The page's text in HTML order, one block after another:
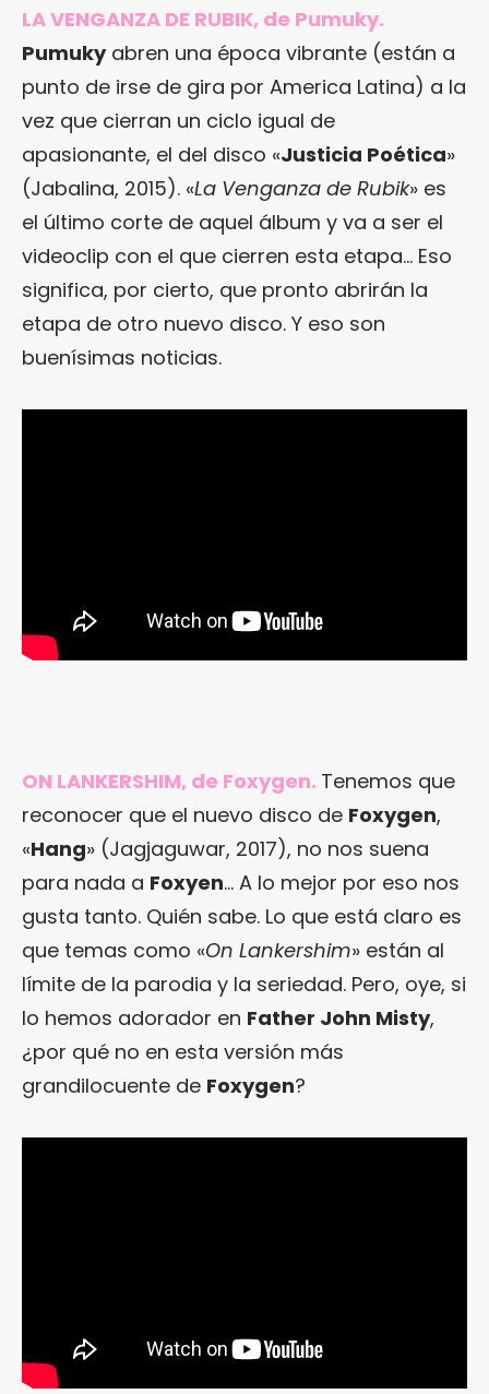
LA VENGANZA DE RUBIK, de Pumuky.
Pumukyabren una época vibrante (están a
punto de irse de gira por America Latina) a la
vez que cierran un ciclo igual de
apasionante, el del disco «Justicia Poética»
(Jabalina, 2015). «La Venganza de Rubik» es
el último corte de aquel álbum y va a ser el
videoclip con el que cierren esta etapa… Eso
significa, por cierto, que pronto abrirán la
etapa de otro nuevo disco. Y eso son
buenísimas noticias.
ON LANKERSHIM, de Foxygen. Tenemos que
reconocer que el nuevo disco de Foxygen,
«Hang» (Jagjaguwar, 2017), no nos suena
para nada a Foxyen… A lo mejor por eso nos
gusta tanto. Quién sabe. Lo que está claro es
que temas como «On Lankershim» están al
límite de la parodia y la seriedad. Pero, oye, si
lo hemos adorador en Father John Misty,
¿por qué no en esta versión más
grandilocuente de Foxygen?